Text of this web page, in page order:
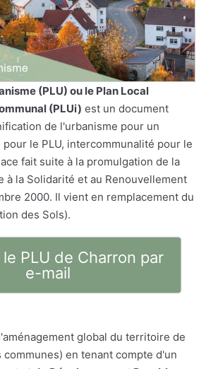
(PLU) ou le Plan Local
(PLUi) est un document
de l'urbanisme pour un
le PLU, intercommunalité pour le
fait suite à la promulgation de la
à la Solidarité et au Renouvellement
2000. Il vient en remplacement du
des Sols).
PLU de Charron par
e-mail
global du territoire de
communes) en tenant compte d'un